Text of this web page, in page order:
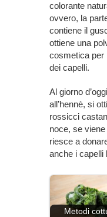
colorante
ovvero, la
contiene il
ottiene una
cosmetica per
dei capelli.
Al giorno
all’hennè, si
rossicci
noce, se
riesce a
anche i capelli
Metodi